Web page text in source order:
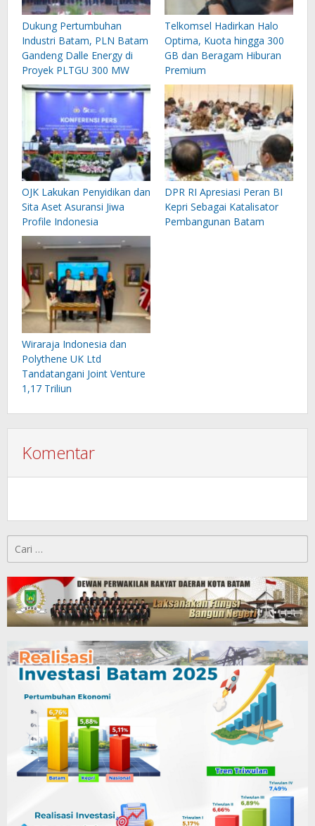
Dukung Pertumbuhan
Industri Batam, PLN Batam
Gandeng Dalle Energy di
Proyek PLTGU 300 MW
Telkomsel Hadirkan Halo
Optima, Kuota hingga 300
GB dan Beragam Hiburan
Premium
OJK Lakukan Penyidikan dan
Sita Aset Asuransi Jiwa
Profile Indonesia
DPR RI Apresiasi Peran BI
Kepri Sebagai Katalisator
Pembangunan Batam
Wiraraja Indonesia dan
Polythene UK Ltd
Tandatangani Joint Venture
1,17 Triliun
Komentar
untuk: